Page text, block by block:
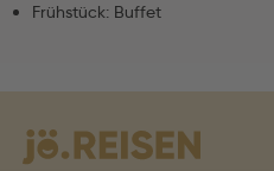
Frühstück: Buffet